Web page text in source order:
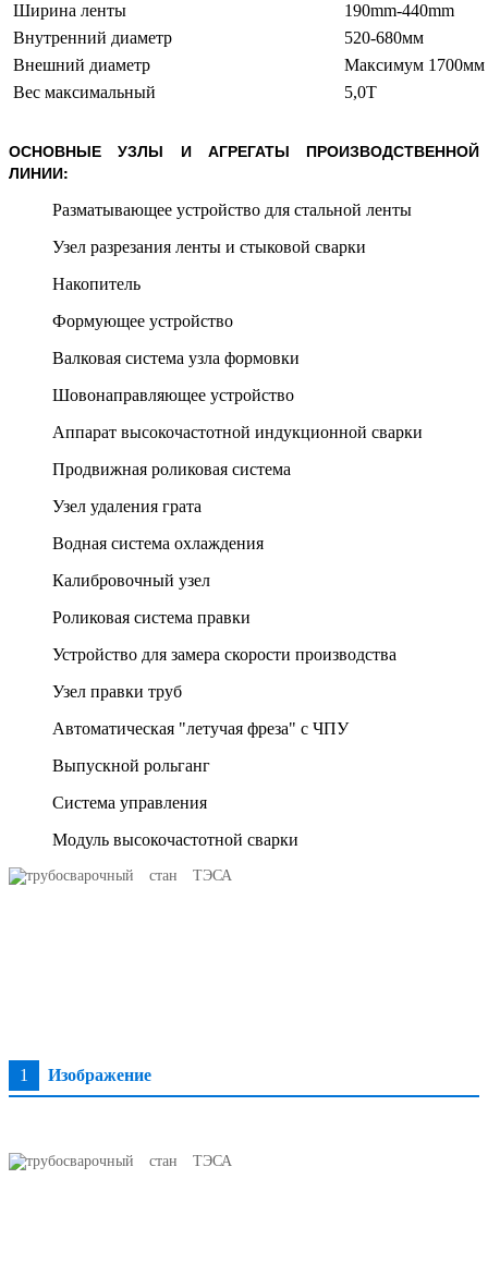
Ширина ленты
190mm-440mm
Внутренний диаметр
520-680мм
Внешний диаметр
Максимум 1700мм
Вес максимальный
5,0Т
ОСНОВНЫЕ УЗЛЫ И АГРЕГАТЫ ПРОИЗВОДСТВЕННОЙ
ЛИНИИ:
Разматывающее устройство для стальной ленты
Узел разрезания ленты и стыковой сварки
Накопитель
Формующее устройство
Валковая система узла формовки
Шовонаправляющее устройство
Аппарат высокочастотной индукционной сварки
Продвижная роликовая система
Узел удаления грата
Водная система охлаждения
Калибровочный узел
Роликовая система правки
Устройство для замера скорости производства
Узел правки труб
Автоматическая "летучая фреза" с ЧПУ
Выпускной рольганг
Система управления
Модуль высокочастотной сварки
1 Изображение